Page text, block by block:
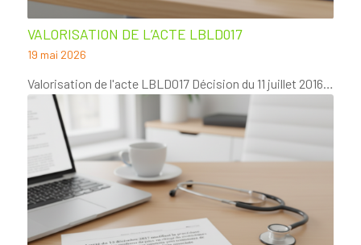
VALORISATION DE L’ACTE LBLD017
19 mai 2026
Valorisation de l'acte LBLD017 Décision du 11 juillet 2016…